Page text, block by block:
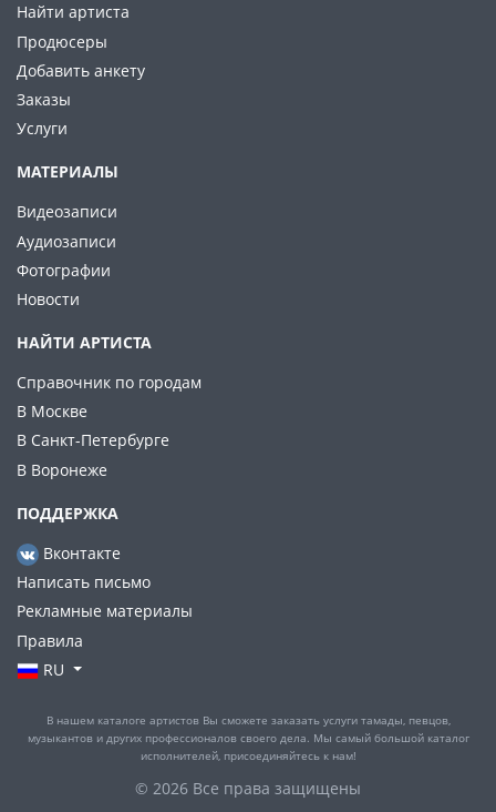
Найти артиста
Продюсеры
Добавить анкету
Заказы
Услуги
МАТЕРИАЛЫ
Видеозаписи
Аудиозаписи
Фотографии
Новости
НАЙТИ АРТИСТА
Справочник по городам
В Москве
В Санкт-Петербурге
В Воронеже
ПОДДЕРЖКА
Вконтакте
Написать письмо
Рекламные материалы
Правила
RU
В нашем каталоге артистов Вы сможете заказать услуги тамады, певцов,
музыкантов и других профессионалов своего дела. Мы самый большой каталог
исполнителей, присоединяйтесь к нам!
© 2026 Все права защищены